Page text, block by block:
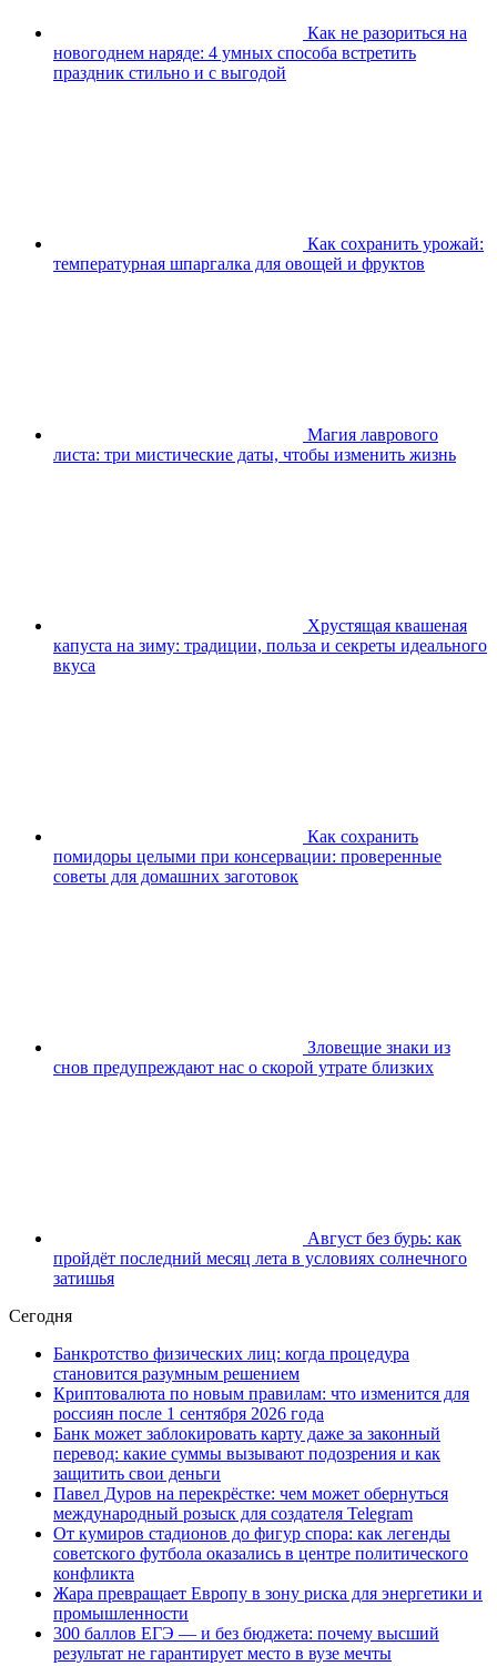
Как не разориться на
новогоднем наряде: 4 умных способа встретить
праздник стильно и с выгодой
Как сохранить урожай:
температурная шпаргалка для овощей и фруктов
Магия лаврового
листа: три мистические даты, чтобы изменить жизнь
Хрустящая квашеная
капуста на зиму: традиции, польза и секреты идеального
вкуса
Как сохранить
помидоры целыми при консервации: проверенные
советы для домашних заготовок
Зловещие знаки из
снов предупреждают нас о скорой утрате близких
Август без бурь: как
пройдёт последний месяц лета в условиях солнечного
затишья
Сегодня
Банкротство физических лиц: когда процедура
становится разумным решением
Криптовалюта по новым правилам: что изменится для
россиян после 1 сентября 2026 года
Банк может заблокировать карту даже за законный
перевод: какие суммы вызывают подозрения и как
защитить свои деньги
Павел Дуров на перекрёстке: чем может обернуться
международный розыск для создателя Telegram
От кумиров стадионов до фигур спора: как легенды
советского футбола оказались в центре политического
конфликта
Жара превращает Европу в зону риска для энергетики и
промышленности
300 баллов ЕГЭ — и без бюджета: почему высший
результат не гарантирует место в вузе мечты